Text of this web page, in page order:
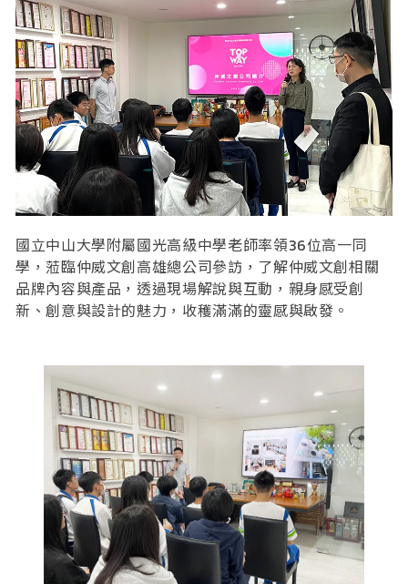
國立中山大學附屬國光高級中學老師率領36位高一同
學，蒞臨仲威文創高雄總公司參訪，了解仲威文創相關
品牌內容與產品，透過現場解說與互動，親身感受創
新、創意與設計的魅力，收穫滿滿的靈感與啟發。